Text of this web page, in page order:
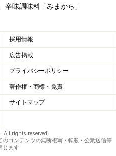
辛味調味料「みまから」
採用情報
広告掲載
プライバシーポリシー
著作権・商標・免責
サイトマップ
All rights reserved.
コンテンツの無断複写・転載・公衆送信等
じます